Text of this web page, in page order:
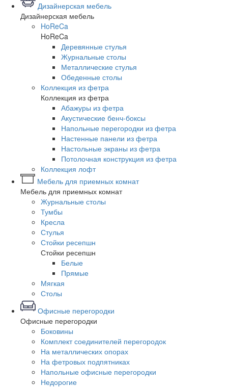
Дизайнерская мебель
Дизайнерская мебель
HoReCa
HoReCa
Деревянные стулья
Журнальные столы
Металлические стулья
Обеденные столы
Коллекция из фетра
Коллекция из фетра
Абажуры из фетра
Акустические бенч-боксы
Напольные перегородки из фетра
Настенные панели из фетра
Настольные экраны из фетра
Потолочная конструкция из фетра
Коллекция лофт
Мебель для приемных комнат
Мебель для приемных комнат
Журнальные столы
Тумбы
Кресла
Стулья
Стойки ресепшн
Стойки ресепшн
Белые
Прямые
Мягкая
Столы
Офисные перегородки
Офисные перегородки
Боковины
Комплект соединителей перегородок
На металлических опорах
На фетровых подпятниках
Напольные офисные перегородки
Недорогие